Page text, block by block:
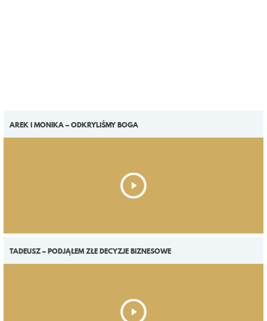
AREK I MONIKA – ODKRYLIŚMY BOGA
TADEUSZ – PODJĄŁEM ZŁE DECYZJE BIZNESOWE